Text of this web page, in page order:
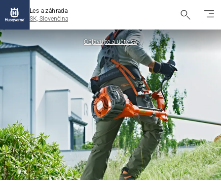
Les a záhrada
SK, Slovenčina
Objavujte a učte sa